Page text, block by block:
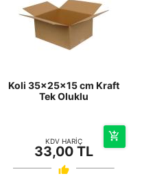
Koli 35x25x15 cm Kraft
Tek Oluklu
KDV HARİÇ
33,00 TL